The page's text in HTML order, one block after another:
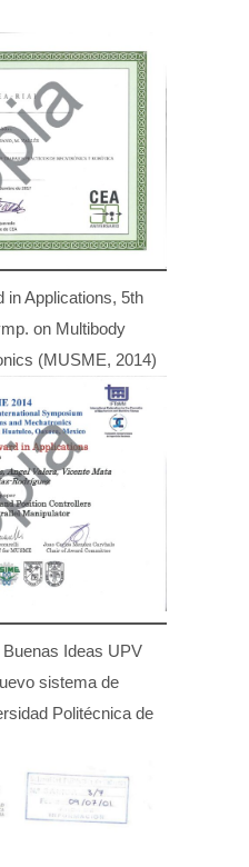
in Applications, 5th
on Multibody
(MUSME, 2014)
Ideas UPV
sistema de
Politécnica de